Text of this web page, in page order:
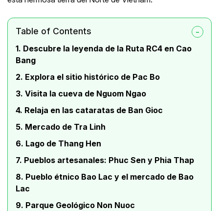
Table of Contents
1. Descubre la leyenda de la Ruta RC4 en Cao
Bang
2. Explora el sitio histórico de Pac Bo
3. Visita la cueva de Nguom Ngao
4. Relaja en las cataratas de Ban Gioc
5. Mercado de Tra Linh
6. Lago de Thang Hen
7. Pueblos artesanales: Phuc Sen y Phia Thap
8. Pueblo étnico Bao Lac y el mercado de Bao
Lac
9. Parque Geológico Non Nuoc